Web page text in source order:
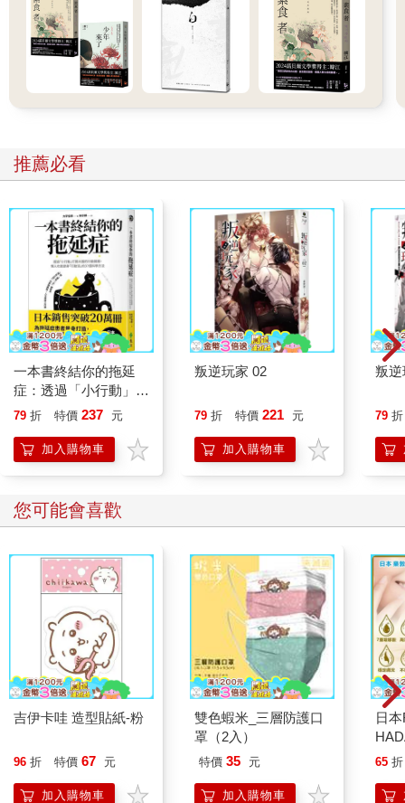
上砸大把銀子的啦！別再拿這種無聊透頂的玩笑尋我開心了。我
現在可是被我的女友迷得神魂顛倒哩！」B君說完就逕自走掉了。
之後，當B君和女友見面時，總覺得女友的神色有些不自在，
於是B君便裝作不經意提起A君：
「我有個朋友叫做A君，妳知道他是個怎樣的傢伙嗎？他這個
人是一毛不拔的鐵公雞。像他那麼小氣的人，就算和女人一起吃
惜！」
色，就表示A君所言為真，恐怕女友和A君果真有了曖昧。沒想到
女友的表情忽然變得很不高興。
B君心想：咦？這就怪了。難道是A君以一貫的小氣方式對待
她，讓她覺得有損自尊嗎？況且A君的確喜歡騙人，假若他早前所
炫耀的豪華晚餐、首映電影、夜總會等等全都是謊言，那就和女
友現在的反應不謀而合！
不過，這一切都是以A君是個騙子作為前提，換言之，A君宣
稱「我昨天睡了你的女朋友」，也必定是他的謊話之一。……愈
是往下思索，B君的腦筋愈是混亂打結。
「假如女友露出開心的表情，我會心生狐疑；可即使她表現
出生氣的模樣，我還是覺得其中必有玄機……我已經不曉得到底
該怎麼判斷才對了啦！」
於是，A君的祕辛就永遠不會被揭穿。這正是由於他既愛說
謊、又很小氣，還喜歡搶朋友的女友，同時兼具了三個不道德的
怕就無法如此圓滿了。
假設有位公務員，既好色、又壞心眼、還很粗暴，他應該沒
輕易和他接觸。
如果想要引誘某人墮落，通常必須百分之百利用受誘者的善
良。因此，盡可能減少自己的善良秉性，正是不致受到誘惑的不
二法門。
（未完待續）
推薦必看
一本書終結你的拖延
症：透過「小行動」打
開大腦的行動開關，懶
的37個科學方法
79 折 特價 237 元
加入購物車
叛逆玩家 02
79 折 特價 221 元
加入購物車
叛逆
79 折
您可能會喜歡
吉伊卡哇 造型貼紙-粉
96 折 特價 67 元
加入購物車
雙色蝦米_三層防護口
罩（2入）
特價 35 元
加入購物車
日
金
65 折